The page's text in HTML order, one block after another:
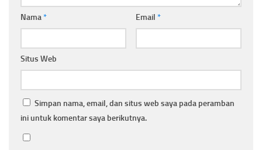
Nama* Email *
Situs Web
Simpan nama, email, dan situs web saya pada peramban
ini untuk komentar saya berikutnya.